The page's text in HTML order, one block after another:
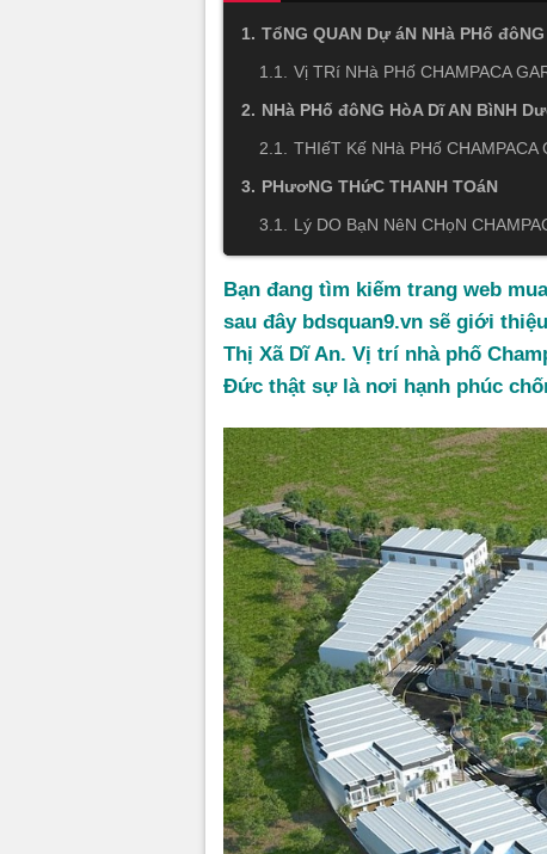
TổNG QUAN Dự áN NHà PHố
Vị TRí NHà PHố CHAMPACA
NHà PHố đôNG HòA Dĩ AN BìNH
THIếT Kế NHà PHố CHAMPACA
PHươNG THứC THANH TOáN
Lý DO BạN NêN CHọN
Bạn đang tìm kiếm trang web
sau đây bdsquan9.vn sẽ giới
Thị Xã Dĩ An. Vị trí nhà phố
Đức thật sự là nơi hạnh phúc